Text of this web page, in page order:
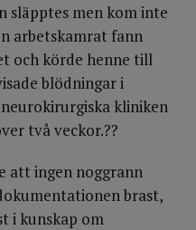
släpptes men kom inte
arbetskamrat fann
och körde henne till
blödningar i
kliniken
två veckor.??
att ingen noggrann
brast,
i kunskap om